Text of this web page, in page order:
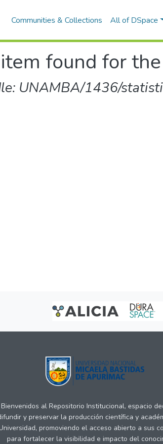
Communities & Collections All of DSpace
found for
UNAMBA/1436/
Bienvenidos al Repositorio Institucional, espacio
y preservar la producción científica y
promoviendo el acceso abierto a sus
para fortalecer la visibilidad e impacto del